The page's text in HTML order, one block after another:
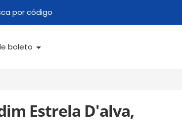
boleto
Estrela D'alva,